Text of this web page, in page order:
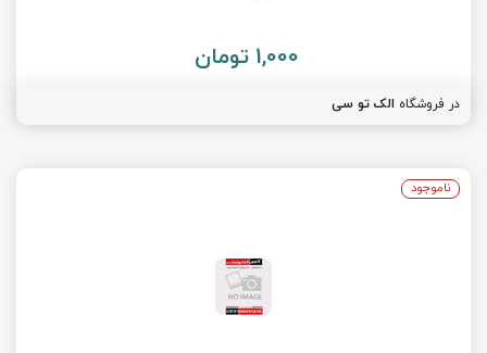
1,000 تومان
در فروشگاه الک تو سی
ناموجود